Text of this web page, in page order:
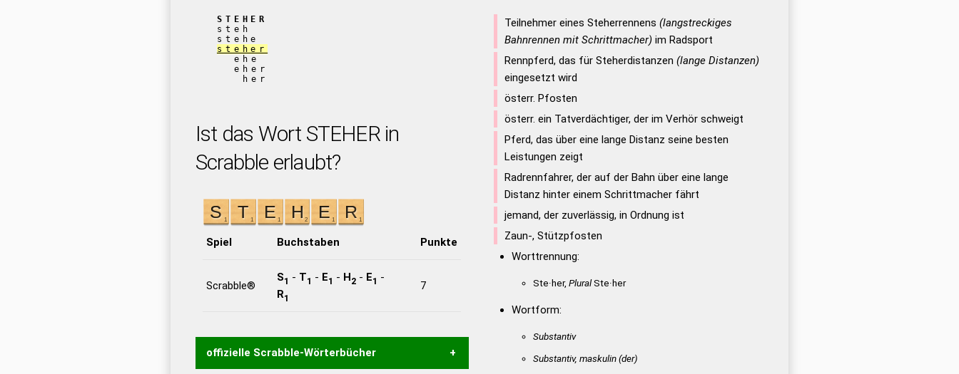
STEHER
steh
stehe
steher
ehe
eher
her
Ist das Wort STEHER in
Scrabble erlaubt?
Spiel Buchstaben Punkte
Scrabble®
S1 - T1 - E1 - H2- E1 -
R1
7
offizielle Scrabble-Wörterbücher
Teilnehmer eines Steherrennens (langstreckiges
Bahnrennen mit Schrittmacher) im Radsport
Rennpferd, das für Steherdistanzen (lange Distanzen)
eingesetzt wird
österr. Pfosten
österr. ein Tatverdächtiger, der im Verhör schweigt
Pferd, das über eine lange Distanz seine besten
Leistungen zeigt
Radrennfahrer, der auf der Bahn über eine lange
Distanz hinter einem Schrittmacher fährt
jemand, der zuverlässig, in Ordnung ist
Zaun-, Stützpfosten
Worttrennung:
Ste·her, PluralSte·her
Wortform:
Substantiv
Substantiv, maskulin(der)